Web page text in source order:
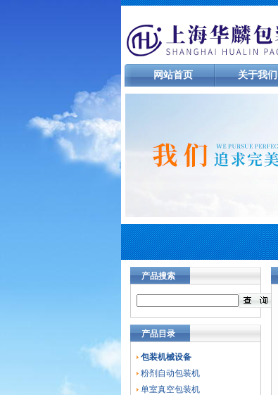
网站首页 关于我们
产品搜索
产品目录
包装机械设备
粉剂自动包装机
单室真空包装机